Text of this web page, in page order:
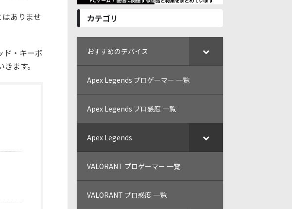
ありませ
ド・キーボ
ます。
カテゴリ
おすすめのデバイス
Apex Legends プロゲーマー 一覧
Apex Legends プロ感度 一覧
Apex Legends
VALORANT プロゲーマー 一覧
VALORANT プロ感度 一覧